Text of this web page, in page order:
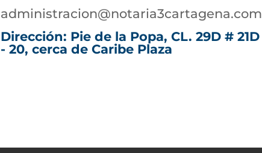
administracion@notaria3cartagena.com
Dirección: Pie de la Popa, CL. 29D # 21D
- 20, cerca de Caribe Plaza